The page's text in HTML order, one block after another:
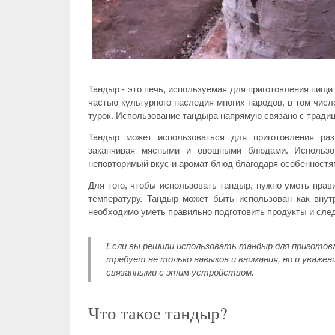
Тандыр - это печь, используемая для приготовления
частью культурного наследия многих народов, в том
турок. Использование тандыра напрямую связано с
Тандыр может использоваться для приготовления
заканчивая мясными и овощными блюдами.
неповторимый вкус и аромат блюд благодаря
Для того, чтобы использовать тандыр, нужно уметь
температуру. Тандыр может быть использован как
необходимо уметь правильно подготовить продукты и
Если вы решили использовать тандыр для
требует не только навыков и внимания, но и
связанными с этим устройством.
Что такое тандыр?